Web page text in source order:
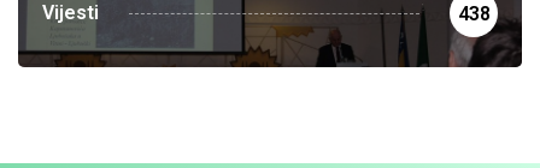
Vijesti 438